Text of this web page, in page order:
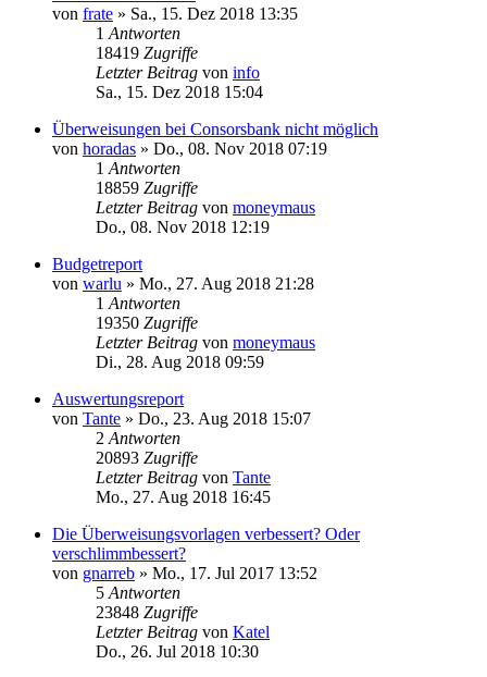
von frate » Sa., 15. Dez 2018 13:35
1 Antworten
18419 Zugriffe
Letzter Beitrag von info
Sa., 15. Dez 2018 15:04
Überweisungen bei Consorsbank nicht möglich
von horadas » Do., 08. Nov 2018 07:19
1 Antworten
18859 Zugriffe
Letzter Beitrag von moneymaus
Do., 08. Nov 2018 12:19
Budgetreport
von warlu » Mo., 27. Aug 2018 21:28
1 Antworten
19350 Zugriffe
Letzter Beitrag von moneymaus
Di., 28. Aug 2018 09:59
Auswertungsreport
von Tante » Do., 23. Aug 2018 15:07
2 Antworten
20893 Zugriffe
Letzter Beitrag von Tante
Mo., 27. Aug 2018 16:45
Die Überweisungsvorlagen verbessert? Oder
verschlimmbessert?
von gnarreb » Mo., 17. Jul 2017 13:52
5 Antworten
23848 Zugriffe
Letzter Beitrag von Katel
Do., 26. Jul 2018 10:30